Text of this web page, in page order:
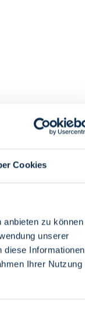
Cookies
anbieten zu können
unserer
diese Informationen
Ihrer Nutzung